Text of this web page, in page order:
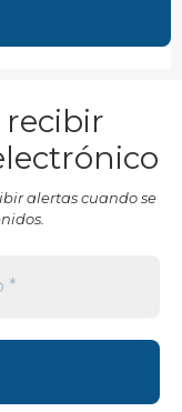
recibir
alertas cuando se